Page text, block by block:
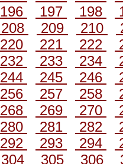
196
197 198
208
209 210
220
221 222
232
233 234
244
245 246
256
257 258
268
269 270
280
281 282
292
293 294
304
305 306